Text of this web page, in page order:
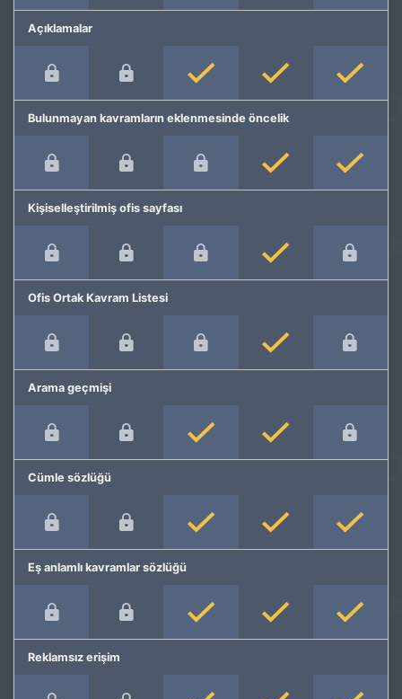
Açıklamalar
Bulunmayan kavramların eklenmesinde öncelik
Kişiselleştirilmiş ofis sayfası
Ofis Ortak Kavram Listesi
Arama geçmişi
Cümle sözlüğü
Eş anlamlı kavramlar sözlüğü
Reklamsız erişim